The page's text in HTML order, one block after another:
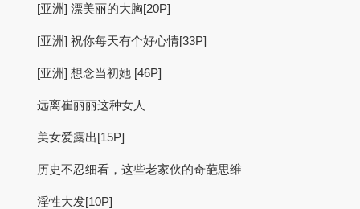
[亚洲] 漂美丽的大胸[20P]
[亚洲] 祝你每天有个好心情[33P]
[亚洲] 想念当初她 [46P]
远离崔丽丽这种女人
美女爱露出[15P]
历史不忍细看，这些老家伙的奇葩思维
淫性大发[10P]